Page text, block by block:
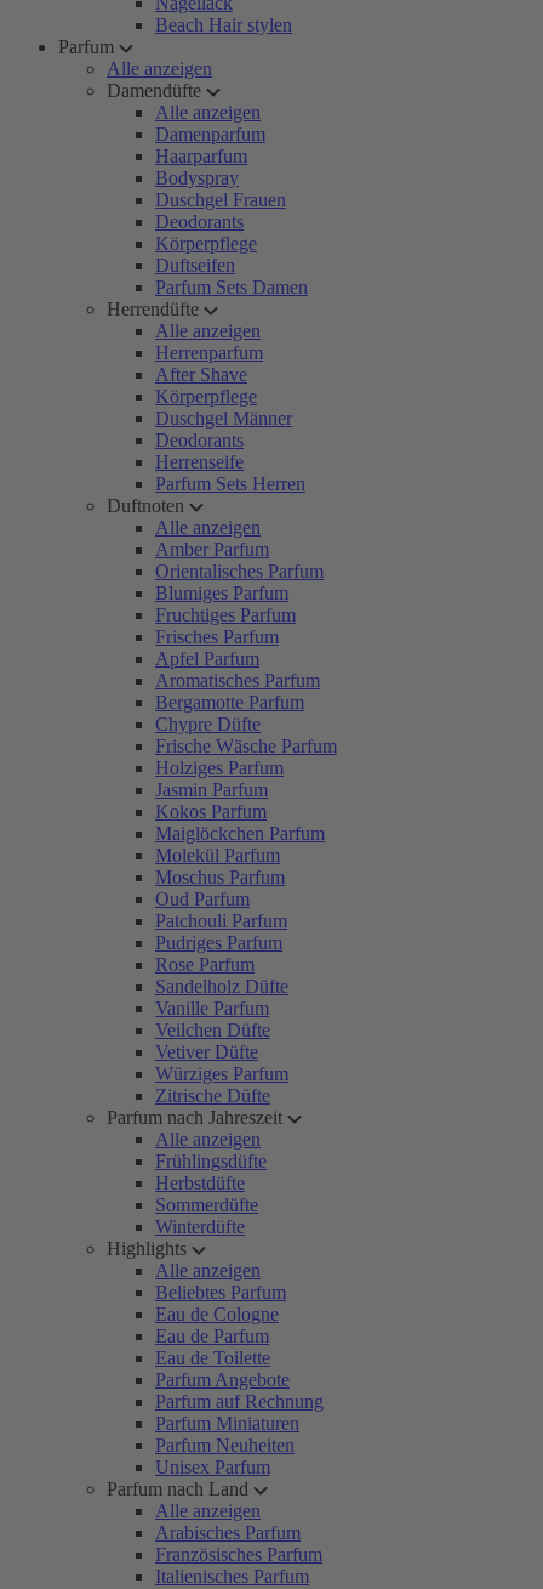
Beach Hair stylen
Parfum
Alle anzeigen
Damendüfte
Alle anzeigen
Damenparfum
Haarparfum
Bodyspray
Duschgel Frauen
Deodorants
Körperpflege
Duftseifen
Parfum Sets Damen
Herrendüfte
Alle anzeigen
Herrenparfum
After Shave
Körperpflege
Duschgel Männer
Deodorants
Herrenseife
Parfum Sets Herren
Duftnoten
Alle anzeigen
Amber Parfum
Orientalisches Parfum
Blumiges Parfum
Fruchtiges Parfum
Frisches Parfum
Apfel Parfum
Aromatisches Parfum
Bergamotte Parfum
Chypre Düfte
Frische Wäsche Parfum
Holziges Parfum
Jasmin Parfum
Kokos Parfum
Maiglöckchen Parfum
Molekül Parfum
Moschus Parfum
Oud Parfum
Patchouli Parfum
Pudriges Parfum
Rose Parfum
Sandelholz Düfte
Vanille Parfum
Veilchen Düfte
Vetiver Düfte
Würziges Parfum
Zitrische Düfte
Parfum nach Jahreszeit
Alle anzeigen
Frühlingsdüfte
Herbstdüfte
Sommerdüfte
Winterdüfte
Highlights
Alle anzeigen
Beliebtes Parfum
Eau de Cologne
Eau de Parfum
Eau de Toilette
Parfum Angebote
Parfum auf Rechnung
Parfum Miniaturen
Parfum Neuheiten
Unisex Parfum
Parfum nach Land
Alle anzeigen
Arabisches Parfum
Französisches Parfum
Italienisches Parfum